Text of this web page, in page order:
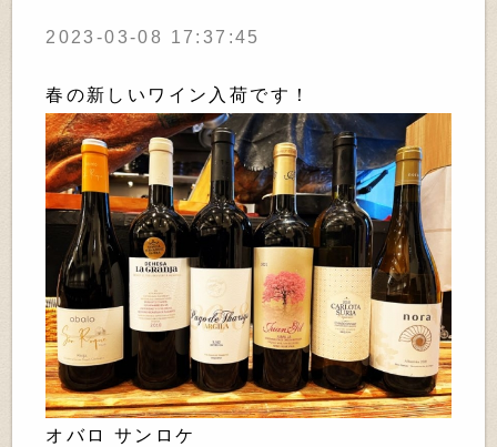
2023-03-08 17:37:45
春の新しいワイン入荷です！
オバロ サンロケ